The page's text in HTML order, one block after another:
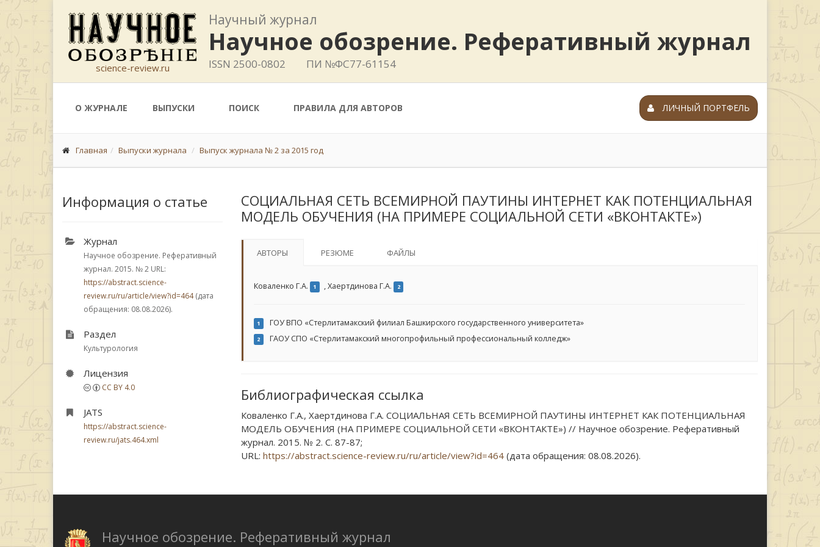
science-review.ru
Научный журнал
Научное обозрение. Реферативный журнал
ISSN 2500-0802 ПИ №ФС77-61154
О ЖУРНАЛЕ ВЫПУСКИ ПОИСК ПРАВИЛА ДЛЯ АВТОРОВ ЛИЧНЫЙ ПОРТФЕЛЬ
Главная Выпуски журнала Выпуск журнала № 2 за 2015 год
Информация о статье
Журнал
Научное обозрение. Реферативный
журнал. 2015. № 2 URL:
https://abstract.science-
review.ru/ru/article/view?id=464(дата
обращения: 08.08.2026).
Раздел
Культурология
Лицензия
CC BY 4.0
JATS
https://abstract.science-
review.ru/jats.464.xml
СОЦИАЛЬНАЯ СЕТЬ ВСЕМИРНОЙ ПАУТИНЫ ИНТЕРНЕТ КАК ПОТЕНЦИАЛЬНАЯ
МОДЕЛЬ ОБУЧЕНИЯ (НА ПРИМЕРЕ СОЦИАЛЬНОЙ СЕТИ «ВКОНТАКТЕ»)
АВТОРЫ РЕЗЮМЕ ФАЙЛЫ
Коваленко Г.А. 1 ,Хаертдинова Г.А. 2
1 ГОУ ВПО «Стерлитамакский филиал Башкирского государственного университета»
2 ГАОУ СПО «Стерлитамакский многопрофильный профессиональный колледж»
Библиографическая ссылка
Коваленко Г.А., Хаертдинова Г.А. СОЦИАЛЬНАЯ СЕТЬ ВСЕМИРНОЙ ПАУТИНЫ ИНТЕРНЕТ КАК ПОТЕНЦИАЛЬНАЯ
МОДЕЛЬ ОБУЧЕНИЯ (НА ПРИМЕРЕ СОЦИАЛЬНОЙ СЕТИ «ВКОНТАКТЕ») // Научное обозрение. Реферативный
журнал. 2015. № 2. С. 87-87;
URL: https://abstract.science-review.ru/ru/article/view?id=464(дата обращения: 08.08.2026).
Научное обозрение. Реферативный журнал